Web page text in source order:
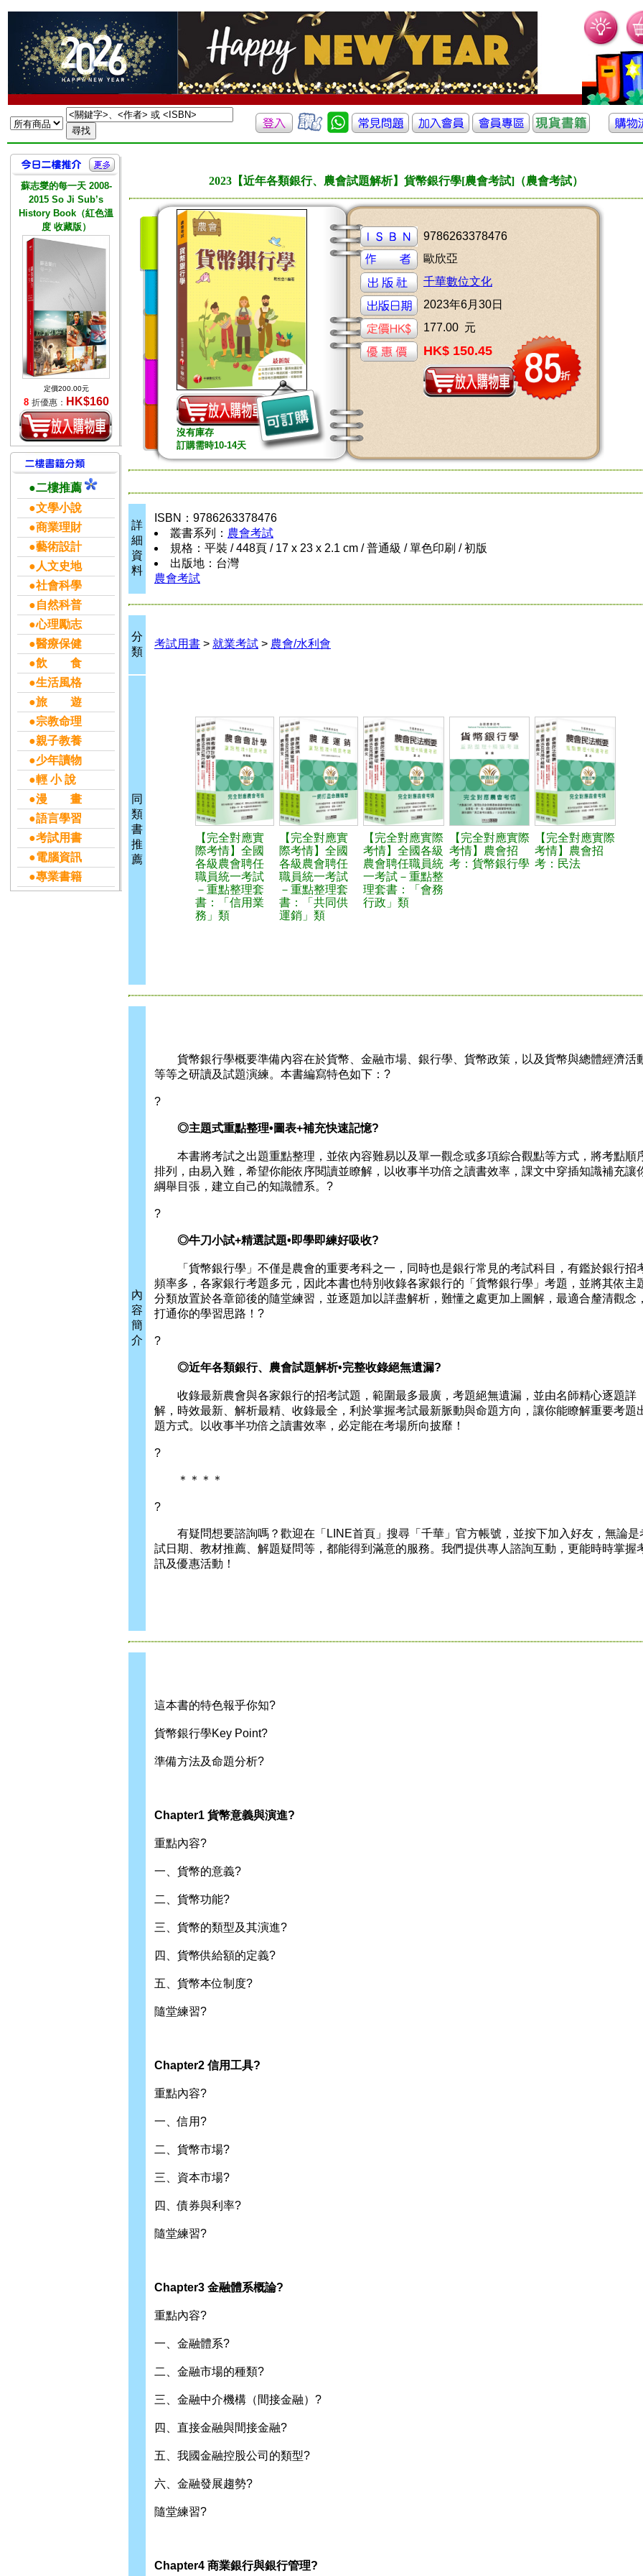
蘇志燮的每一天 2008-
2015 So Ji Sub’s
History Book（紅色溫
度 收藏版）
定價200.00元
8 折優惠： HK$160
●二樓推薦
●文學小說
●商業理財
●藝術設計
●人文史地
●社會科學
●自然科普
●心理勵志
●醫療保健
●飲 食
●生活風格
●旅 遊
●宗教命理
●親子教養
●少年讀物
●輕 小 說
●漫 畫
●語言學習
●考試用書
●電腦資訊
●專業書籍
2023【近年各類銀行、農會試題解析】貨幣銀行學[農會考試]（農會考試）
沒有庫存
訂購需時10-14天
9786263378476
歐欣亞
千華數位文化
2023年6月30日
177.00 元
HK$ 150.45
詳
細
資
料
ISBN：9786263378476
叢書系列： 農會考試
規格：平裝 / 448頁 / 17 x 23 x 2.1 cm / 普通級 / 單色印刷 / 初版
出版地：台灣
農會考試
分
類
考試用書 > 就業考試 > 農會/水利會
同
類
書
推
薦
【完全對應實
際考情】全國
各級農會聘任
職員統一考試
－重點整理套
書：「信用業
務」類
【完全對應實
際考情】全國
各級農會聘任
職員統一考試
－重點整理套
書：「共同供
運銷」類
【完全對應實際
考情】全國各級
農會聘任職員統
一考試－重點整
理套書：「會務
行政」類
【完全對應實際
考情】農會招
考：貨幣銀行學
【完全對應實際
考情】農會招
考：民法
內
容
簡
介
貨幣銀行學概要準備內容在於貨幣、金融市場、銀行學、貨幣政策，以及貨幣與總體經濟活
等等之研讀及試題演練。本書編寫特色如下：?
?
◎主題式重點整理•圖表+補充快速記憶?
本書將考試之出題重點整理，並依內容難易以及單一觀念或多項綜合觀點等方式，將考點順
排列，由易入難，希望你能依序閱讀並瞭解，以收事半功倍之讀書效率，課文中穿插知識補充讓
綱舉目張，建立自己的知識體系。?
?
◎牛刀小試+精選試題•即學即練好吸收?
「貨幣銀行學」不僅是農會的重要考科之一，同時也是銀行常見的考試科目，有鑑於銀行招
頻率多，各家銀行考題多元，因此本書也特別收錄各家銀行的「貨幣銀行學」考題，並將其依主
分類放置於各章節後的隨堂練習，並逐題加以詳盡解析，難懂之處更加上圖解，最適合釐清觀念，
打通你的學習思路！?
?
◎近年各類銀行、農會試題解析•完整收錄絕無遺漏?
收錄最新農會與各家銀行的招考試題，範圍最多最廣，考題絕無遺漏，並由名師精心逐題詳
解，時效最新、解析最精、收錄最全，利於掌握考試最新脈動與命題方向，讓你能瞭解重要考題
題方式。以收事半功倍之讀書效率，必定能在考場所向披靡！
?
＊＊＊＊
?
有疑問想要諮詢嗎？歡迎在「LINE首頁」搜尋「千華」官方帳號，並按下加入好友，無論是
試日期、教材推薦、解題疑問等，都能得到滿意的服務。我們提供專人諮詢互動，更能時時掌握
訊及優惠活動！
這本書的特色報乎你知?
貨幣銀行學Key Point?
準備方法及命題分析?
Chapter1 貨幣意義與演進?
重點內容?
一、貨幣的意義?
二、貨幣功能?
三、貨幣的類型及其演進?
四、貨幣供給額的定義?
五、貨幣本位制度?
隨堂練習?
Chapter2 信用工具?
重點內容?
一、信用?
二、貨幣市場?
三、資本市場?
四、債券與利率?
隨堂練習?
Chapter3 金融體系概論?
重點內容?
一、金融體系?
二、金融市場的種類?
三、金融中介機構（間接金融）?
四、直接金融與間接金融?
五、我國金融控股公司的類型?
六、金融發展趨勢?
隨堂練習?
Chapter4 商業銀行與銀行管理?